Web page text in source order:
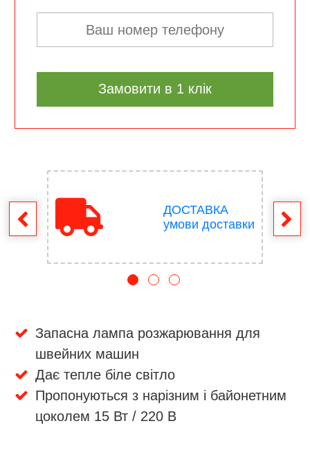
Замовити в 1 клік
ДОСТАВКА
умови доставки
Запасна лампа розжарювання для
швейних машин
Дає тепле біле світло
Пропонуються з нарізним і байонетним
цоколем 15 Вт / 220 В